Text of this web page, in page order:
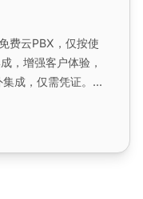
费云PBX，仅按使
，增强客户体验，
成，仅需凭证。...